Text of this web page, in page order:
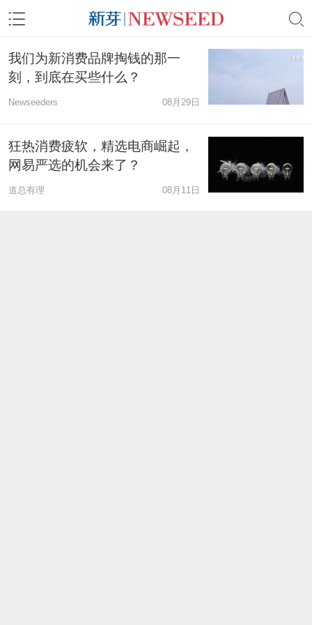
我们为新消费品牌掏钱的那一
刻，到底在买些什么？
Newseeders 08月29日
狂热消费疲软，精选电商崛起，
网易严选的机会来了？
道总有理 08月11日